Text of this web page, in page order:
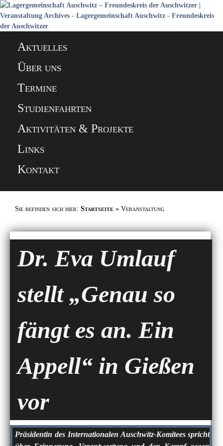
Aktuelles
Über uns
Termine
Studienfahrten
Aktivitäten & Projekte
Links
Kontakt
Sie befinden sich hier: Startseite » Veranstaltung
Dr. Eva Umlauf
stellt „Genau so
fängt es an. Ein
Appell“ in Gießen
vor
Präsidentin des Internationalen Auschwitz-Komitees spricht